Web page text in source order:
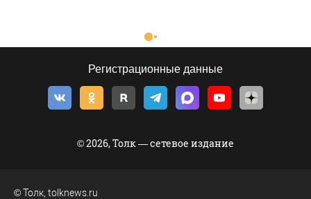
Регистрационные данные
© 2026, Толк — сетевое издание
©Толк tolknews.ru